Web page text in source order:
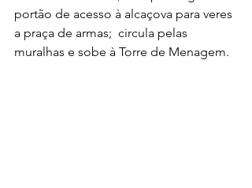
portão de acesso à alcaçova para veres
a praça de armas;  circula pelas
muralhas e sobe à Torre de Menagem.